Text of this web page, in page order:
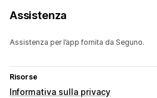
Assistenza
Assistenza per l’app fornita da Seguno.
Risorse
Informativa sulla privacy